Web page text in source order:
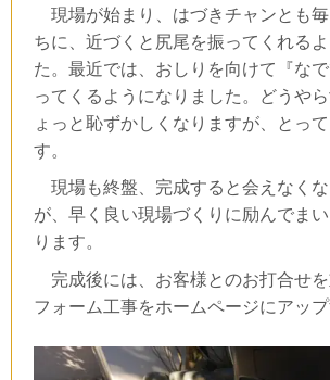
現場が始まり、はづきチャンとも毎
ちに、近づくと尻尾を振ってくれる
た。最近では、おしりを向けて『な
ってくるようになりました。どうや
ょっと恥ずかしくなりますが、とっ
す。
現場も終盤、完成すると会えなく
が、早く良い現場づくりに励んでま
ります。
完成後には、お客様とのお打合せを
フォーム工事をホームページにアップ